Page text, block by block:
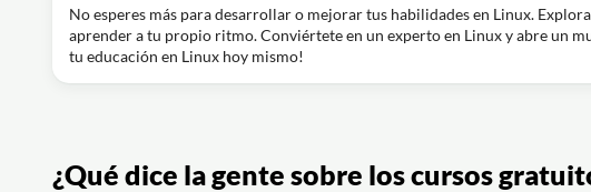
No esperes más para desarrollar o mejorar tus habilidades en Linux.
aprender a tu propio ritmo. Conviértete en un experto en Linux y abre un
tu educación en Linux hoy mismo!
¿Qué dice la gente sobre los cursos